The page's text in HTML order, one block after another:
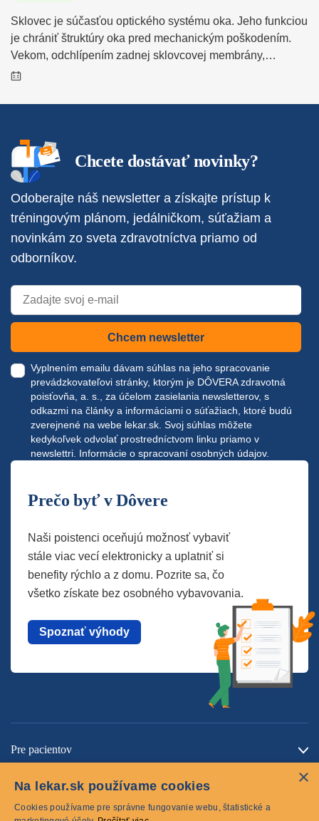
Sklovec je súčasťou optického systému oka. Jeho funkciou
je chrániť štruktúry oka pred mechanickým poškodením.
Vekom, odchlípením zadnej sklovcovej membrány,…
Chcete dostávať novinky?
Odoberajte náš newsletter a získajte prístup k
tréningovým plánom, jedálničkom, súťažiam a
novinkám zo sveta zdravotníctva priamo od
odborníkov.
Chcem newsletter
Vyplnením emailu dávam súhlas na jeho spracovanie
prevádzkovateľovi stránky, ktorým je DÔVERA zdravotná
poisťovňa, a. s., za účelom zasielania newsletterov, s
odkazmi na články a informáciami o súťažiach, ktoré budú
zverejnené na webe lekar.sk. Svoj súhlas môžete
kedykoľvek odvolať prostredníctvom linku priamo v
newslettri. Informácie o spracovaní osobných údajov.
Prečo byť v Dôvere
Naši poistenci oceňujú možnosť vybaviť
stále viac vecí elektronicky a uplatniť si
benefity rýchlo a z domu. Pozrite sa, čo
všetko získate bez osobného vybavovania.
Spoznať výhody
Pre pacientov
×
Na lekar.sk používame cookies
Cookies používame pre správne fungovanie webu, štatistické a